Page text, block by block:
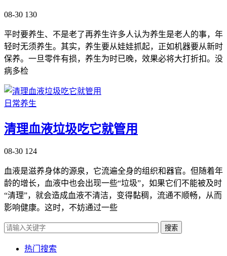
08-30 130
平时要养生、不是老了再养生许多人认为养生是老人的事，年
轻时无须养生。其实，养生要从娃娃抓起，正如机器要从新时
保养。一旦零件有损，养生为时已晚，效果必将大打折扣。没
病多检
日常养生
清理血液垃圾吃它就管用
08-30 124
血液是滋养身体的源泉，它流遍全身的组织和器官。但随着年
龄的增长，血液中也会出现一些“垃圾”，如果它们不能被及时
“清理”，就会造成血液不清洁，变得黏稠，流通不顺畅，从而
影响健康。这时，不妨通过一些
搜索
热门搜索